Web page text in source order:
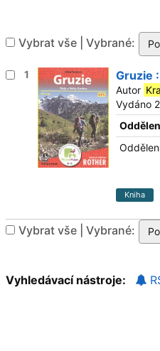
Vybrat vše | Vybrané:
1 Gruzie
Autor
Vydáno
Kniha
Vybrat vše | Vybrané:
Vyhledávací nástroje: